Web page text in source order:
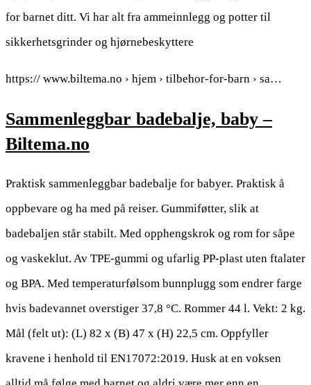
for barnet ditt. Vi har alt fra ammeinnlegg og potter til
sikkerhetsgrinder og hjørnebeskyttere
https:// www.biltema.no › hjem › tilbehor-for-barn › sa…
Sammenleggbar badebalje, baby –
Biltema.no
Praktisk sammenleggbar badebalje for babyer. Praktisk å
oppbevare og ha med på reiser. Gummiføtter, slik at
badebaljen står stabilt. Med opphengskrok og rom for såpe
og vaskeklut. Av TPE-gummi og ufarlig PP-plast uten ftalater
og BPA. Med temperaturfølsom bunnplugg som endrer farge
hvis badevannet overstiger 37,8 °C. Rommer 44 l. Vekt: 2 kg.
Mål (felt ut): (L) 82 x (B) 47 x (H) 22,5 cm. Oppfyller
kravene i henhold til EN17072:2019. Husk at en voksen